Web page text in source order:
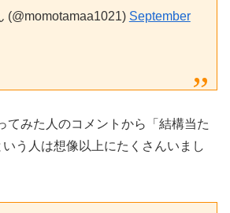
(@momotamaa1021) September
てみた人のコメントから「結構当た
う人は想像以上にたくさんいまし